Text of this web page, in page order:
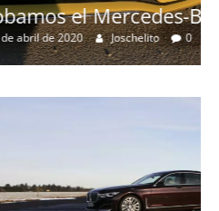
Benz A200d
0